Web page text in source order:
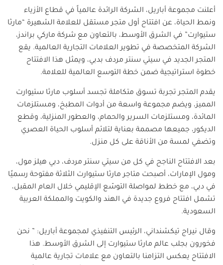
أعلنت مجموعة أباريل، الشركة الرائدة عالمياً في قطاع الأزياء
ونمط الحياة، عن افتتاح أول متجر مستقل للعلامة الشهيرة “مارثا
ستيوارت” في الشرق الأوسط، بالتعاون مع شركة ماركي براندز،
الشركة المتخصصة في تطوير العلامات التجارية العالمية. يقع
المتجر الجديد في سيتي سنتر مردف بدبي، ويمثل هذا الافتتاح
خطوة استراتيجية ضمن خطة التوسع العالمية للعلامة.
يقدم المتجر تجربة تسوق متكاملة تجسد أسلوب مارثا ستيوارت
المميز، ويضم مجموعة واسعة من أدوات المطبخ، ومستلزمات
المائدة، ومستلزمات السرير والحمام، والعطور المنزلية، وقطع
الديكور، جميعها مصممة بعناية لتلائم أسلوب الحياة العصري
وتضفي لمسة من الأناقة على كل منزل.
بعد الافتتاح الناجح في كل من سيتي سنتر مردف، دبي هيلز مول،
ومول الإمارات، أصبحت متاجر مارثا ستيوارت الثلاثة مفتوحة رسميًا
في دبي، مع خطط لمواصلة التوسّع الإقليمي خلال العام المقبل،
تشمل افتتاح فروع جديدة في الهند والكويت والمملكة العربية
السعودية.
وقال نيراج تيكشنداني، الرئيس التنفيذي لمجموعة أباريل: ” نحن
فخورون بجلب عالم مارثا ستيوارت إلى الشرق الأوسط. هذا
الافتتاح يعكس التزامنا بالتعاون مع علامات تجارية عالمية